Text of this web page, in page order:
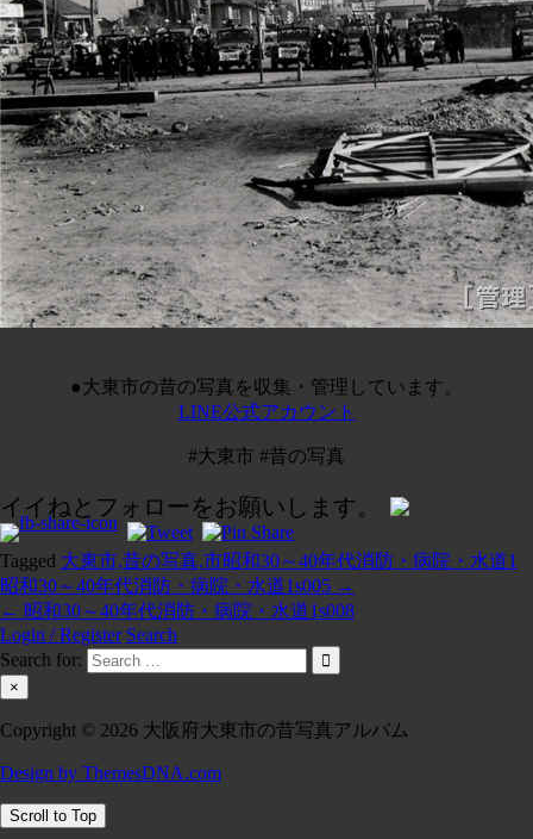
●大東市の昔の写真を収集・管理しています。
LINE公式アカウント
#大東市 #昔の写真
イイねとフォローをお願いします。
Tagged 大東市,昔の写真,市昭和30～40年代消防・病院・水道1
投
稿
ナ
ビ
ゲ
ー
シ
昭和30～40年代消防・病院・水道1s005 →
← 昭和30～40年代消防・病院・水道1s008
Login / Register Search
Search for:
×
Copyright © 2026 大阪府大東市の昔写真アルバム
Design by ThemesDNA.com
Scroll to Top